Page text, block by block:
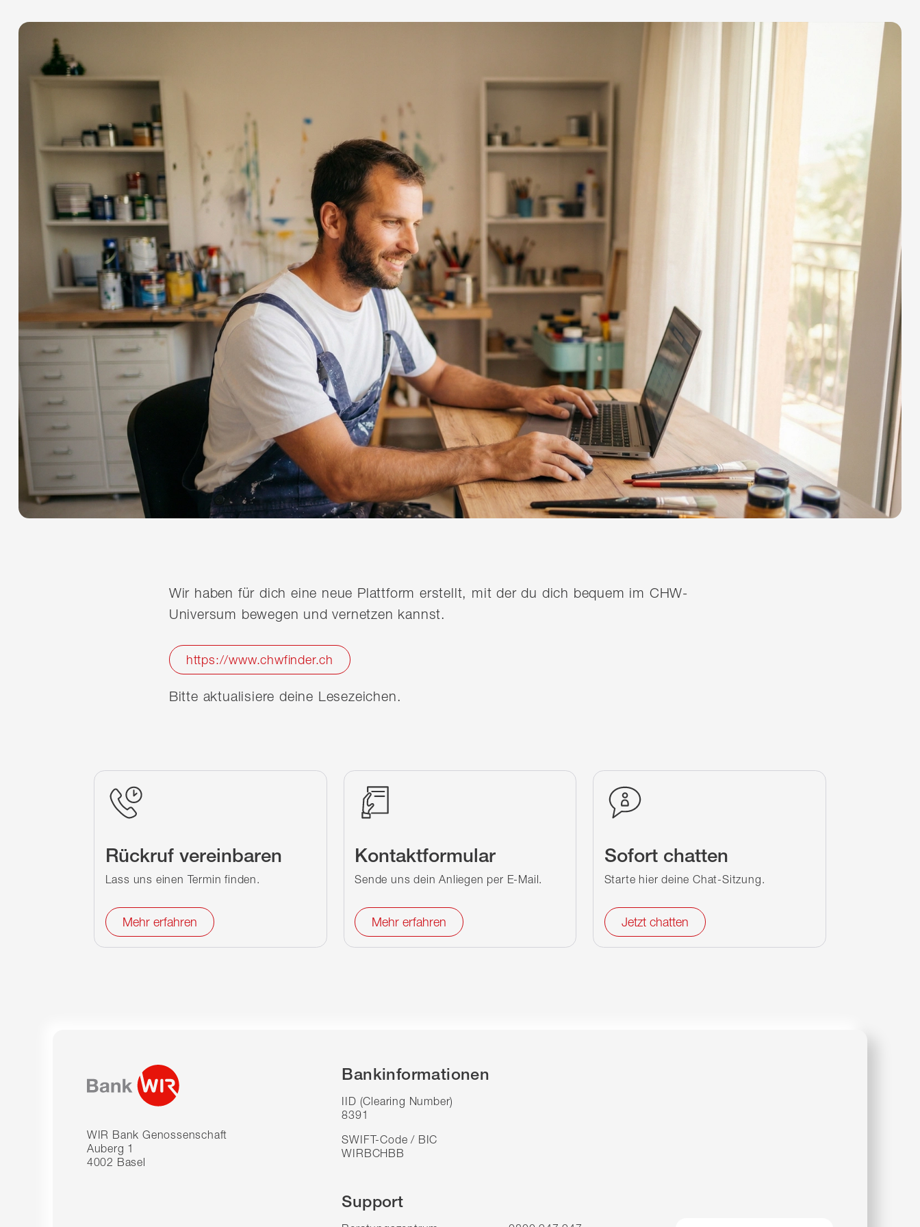
Wir haben für dich eine neue Plattform erstellt, mit der du dich bequem im CHW-
Universum bewegen und vernetzen kannst.
https://www.chwfinder.ch
Bitte aktualisiere deine Lesezeichen.
Rückruf vereinbaren
Lass uns einen Termin finden.
Mehr erfahren
Kontaktformular
Sende uns dein Anliegen per E-Mail.
Mehr erfahren
Sofort chatten
Starte hier deine Chat-Sitzung.
Jetzt chatten
WIR Bank Genossenschaft
Auberg 1
4002 Basel
Bankinformationen
IID (Clearing Number)
8391
SWIFT-Code / BIC
WIRBCHBB
Support